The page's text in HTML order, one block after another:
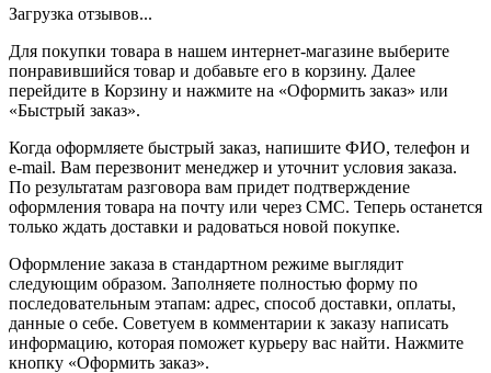
Загрузка отзывов...
Для покупки товара в нашем интернет-магазине выберите
понравившийся товар и добавьте его в корзину. Далее
перейдите в Корзину и нажмите на «Оформить заказ» или
«Быстрый заказ».
Когда оформляете быстрый заказ, напишите ФИО, телефон и
e-mail. Вам перезвонит менеджер и уточнит условия заказа.
По результатам разговора вам придет подтверждение
оформления товара на почту или через СМС. Теперь останется
только ждать доставки и радоваться новой покупке.
Оформление заказа в стандартном режиме выглядит
следующим образом. Заполняете полностью форму по
последовательным этапам: адрес, способ доставки, оплаты,
данные о себе. Советуем в комментарии к заказу написать
информацию, которая поможет курьеру вас найти. Нажмите
кнопку «Оформить заказ».